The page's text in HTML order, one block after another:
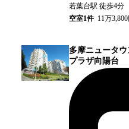
若葉台駅 徒歩4分
空室1件 11万3,800
多摩ニュータ
プラザ向陽台